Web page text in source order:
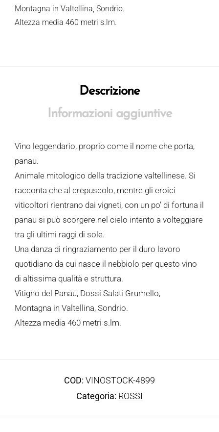
Montagna in Valtellina, Sondrio.
Altezza media 460 metri s.lm.
Descrizione
Informazioni aggiuntive
Vino leggendario, proprio come il nome che porta,
panau.
Animale mitologico della tradizione valtellinese. Si
racconta che al crepuscolo, mentre gli eroici
viticoltori rientrano dai vigneti, con un po’ di fortuna il
panau si può scorgere nel cielo intento a volteggiare
tra gli ultimi raggi di sole.
Una danza di ringraziamento per il duro lavoro
quotidiano da cui nasce il nebbiolo per questo vino
di altissima qualità e struttura.
Vitigno del Panau, Dossi Salati Grumello,
Montagna in Valtellina, Sondrio.
Altezza media 460 metri s.lm.
COD: VINOSTOCK-4899
Categoria: ROSSI